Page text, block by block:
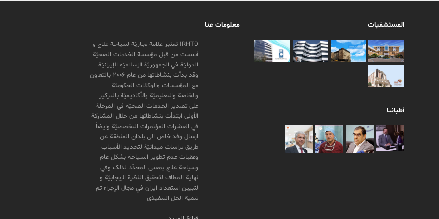
المستشفيات
أطبائنا
معلومات عنا
IRHTO تعتبر علامة تجاریّة لسیاحة علاج و
أسست من قبل مؤسسة الخدمات الصحیّة
الدولیّة في الجمهوریّة الإسلامیّة الإیرانیّة
وقد بدأت بنشاطاتها من عام 2006 بالتعاون
مع المؤسسات والوکالات الحکومیّة
والخاصة والتعلیمیّة والأکادیمیّة بالترکیز
علی تصدیر الخدمات الصحیّة في المرحلة
الأولی ابتدأت بنشاطاتها من خلال المشارکة
في العشرات المؤتمرات التخصصیّة وایضاً
ارسال وفد خاص الی بلدان المنطقة عن
طريق ىراسات ميدانیّة لتحدید الأسباب
وعقبات عدم تطویر السیاحة بشکل عام
وسیاحة علاج بمعنی المحدّد لذلک وفي
نهایة المطاف لتحقیق النظرة الإیجابیّة و
لتبیین استعداد ایران في مجال الإجراء تم
تنمیة الحل التنفیذی.